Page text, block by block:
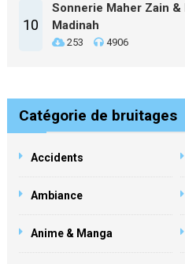
10
Sonnerie Maher Zain
Madinah
253 4906
Catégorie de bruitages
Accidents
Ambiance
Anime & Manga